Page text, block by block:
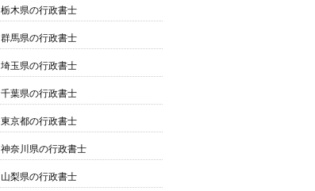
栃木県の行政書士
群馬県の行政書士
埼玉県の行政書士
千葉県の行政書士
東京都の行政書士
神奈川県の行政書士
山梨県の行政書士